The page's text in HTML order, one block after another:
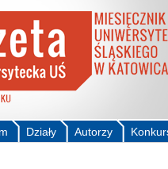
Autorzy
Działy